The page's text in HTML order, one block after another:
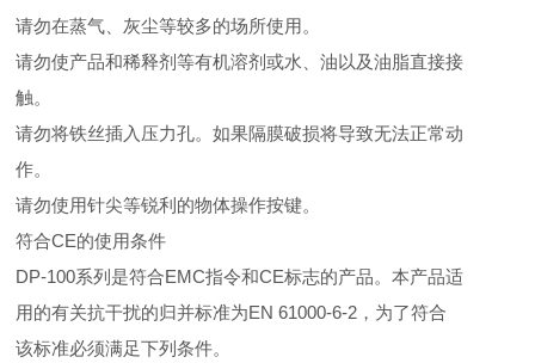
请勿在蒸气、灰尘等较多的场所使用。
请勿使产品和稀释剂等有机溶剂或水、油以及油脂直接接
触。
请勿将铁丝插入压力孔。如果隔膜破损将导致无法正常动
作。
请勿使用针尖等锐利的物体操作按键。
符合CE的使用条件
DP-100系列是符合EMC指令和CE标志的产品。本产品适
用的有关抗干扰的归并标准为EN 61000-6-2，为了符合
该标准必须满足下列条件。